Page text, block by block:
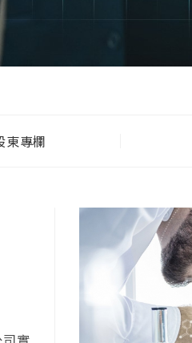
東專欄